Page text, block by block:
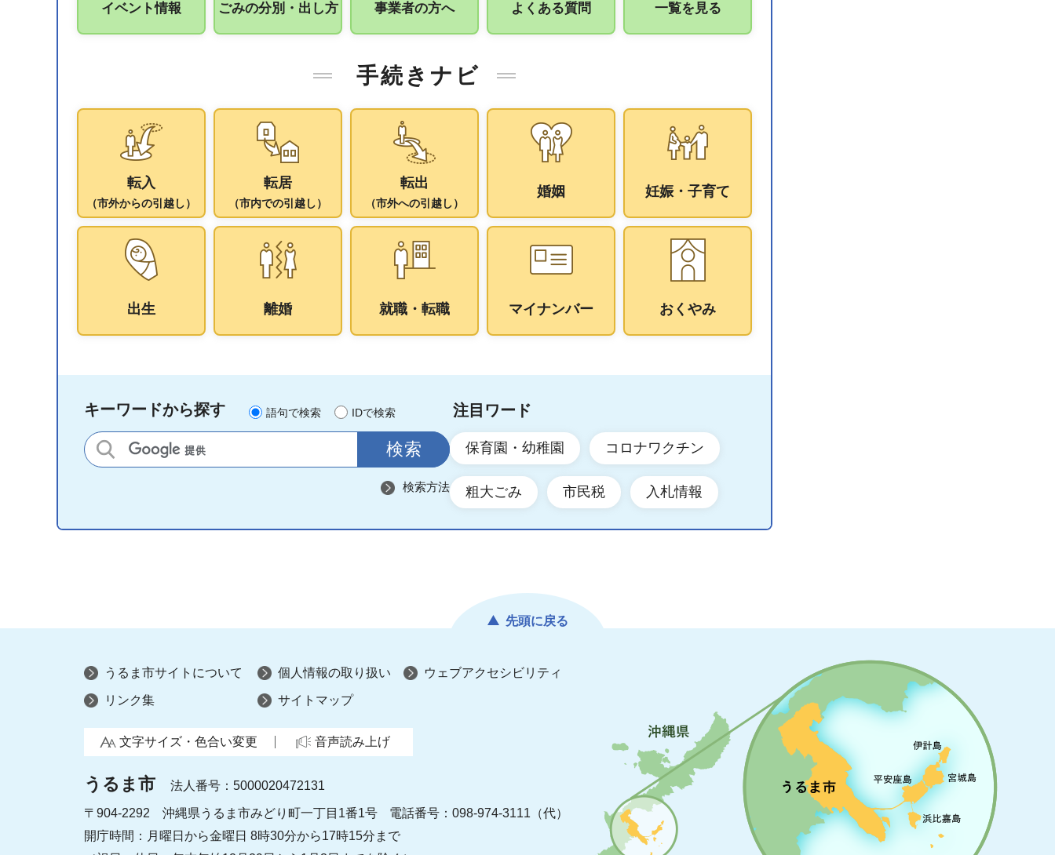
イベント情報 ごみの分別・出し方 事業者の方へ よくある質問 一覧を見る
手続きナビ
転入
（市外からの引越し）
転居
（市内での引越し）
転出
（市外への引越し）
婚姻 妊娠・子育て
出生 離婚 就職・転職 マイナンバー おくやみ
キーワードから探す 語句で検索 IDで検索
サイト内検索
検索方法
注目ワード
保育園・幼稚園 コロナワクチン
粗大ごみ 市民税 入札情報
先頭に戻る
うるま市サイトについて 個人情報の取り扱い ウェブアクセシビリティ
リンク集 サイトマップ
文字サイズ・色合い変更 音声読み上げ
うるま市 法人番号：5000020472131
〒904-2292 沖縄県うるま市みどり町一丁目1番1号
電話番号：098-974-3111（代）
開庁時間：月曜日から金曜日 8時30分から17時15分まで